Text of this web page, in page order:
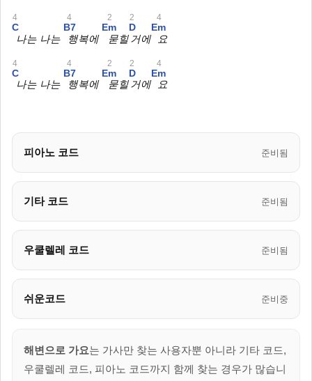
C
4
나는 나는
B7
4
행복에
Em
2
묻힐
D
2
거에
Em
4
요
C
4
나는 나는
B7
4
행복에
Em
2
묻힐
D
2
거에
Em
4
요
피아노 코드 준비됨
기타 코드 준비됨
우쿨렐레 코드 준비됨
쉬운코드 준비중
해변으로 가요는 가사만 찾는 사용자뿐 아니라 기타 코드,
우쿨렐레 코드, 피아노 코드까지 함께 찾는 경우가 많습니